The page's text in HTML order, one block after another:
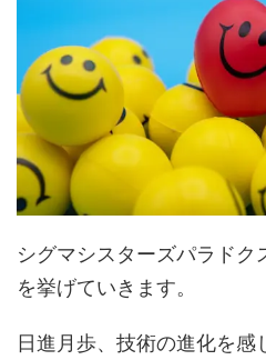
シグマシスターズパラドク
を挙げていきます。
日進月歩、技術の進化を感